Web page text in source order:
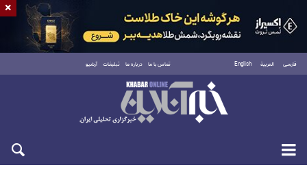
فارسی العربية English تماس با ما درباره ما تبلیغات آرشیو
جمعه ۱۶ مرداد ۱۴۰۵
×